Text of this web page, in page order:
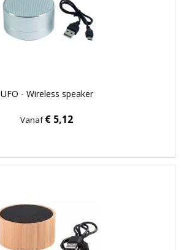
UFO - Wireless speaker
Vanaf€ 5,12